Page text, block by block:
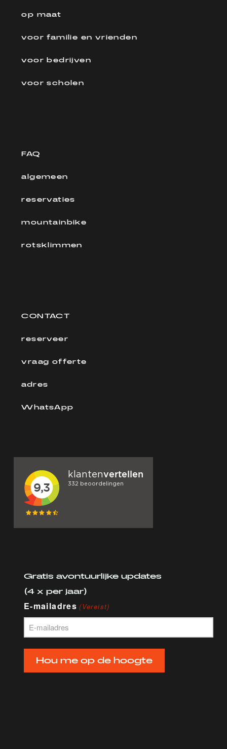
op maat
voor familie en vrienden
voor bedrijven
voor scholen
FAQ
algemeen
reservaties
mountainbike
rotsklimmen
CONTACT
reserveer
vraag offerte
adres
WhatsApp
Gratis avontuurlijke updates
(4 x per jaar)
E-mailadres (Vereist)
Hou me op de hoogte